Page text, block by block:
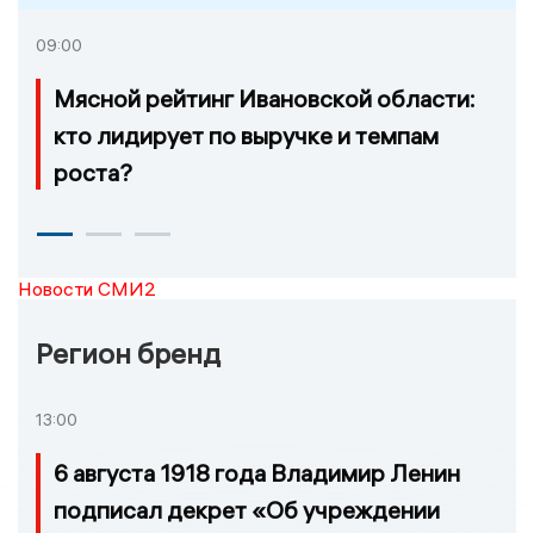
09:00
Мясной рейтинг Ивановской области:
кто лидирует по выручке и темпам
роста?
Новости СМИ2
Регион бренд
13:00
6 августа 1918 года Владимир Ленин
подписал декрет «Об учреждении